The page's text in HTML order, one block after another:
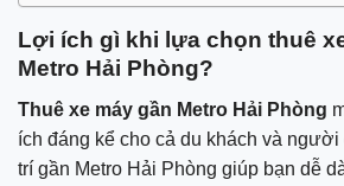
Lợi ích gì khi lựa chọn thuê
Metro Hải Phòng?
Thuê xe máy gần Metro Hải Phòng
ích đáng kể cho cả du khách và
trí gần Metro Hải Phòng giúp bạn dễ